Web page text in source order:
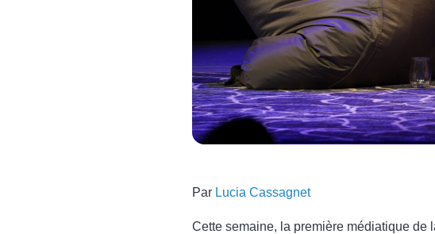
Par Lucia Cassagnet
Cette semaine, la première médiatique de